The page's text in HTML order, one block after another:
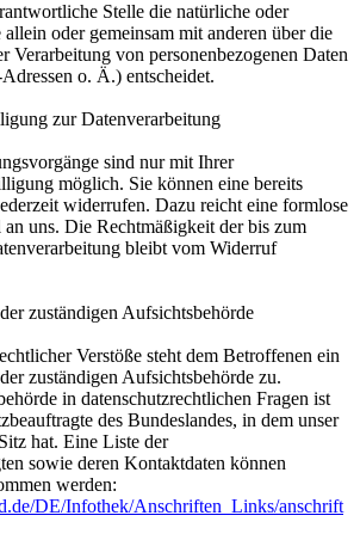
Stelle die natürliche oder
oder gemeinsam mit anderen über die
Verarbeitung von personenbezogenen Daten
o. Ä.) entscheidet.
zur Datenverarbeitung
sind nur mit Ihrer
möglich. Sie können eine bereits
widerrufen. Dazu reicht eine formlose
uns. Die Rechtmäßigkeit der bis zum
bleibt vom Widerruf
zuständigen Aufsichtsbehörde
Verstöße steht dem Betroffenen ein
zuständigen Aufsichtsbehörde zu.
in datenschutzrechtlichen Fragen ist
des Bundeslandes, in dem unser
hat. Eine Liste der
sowie deren Kontaktdaten können
werden:
DE/Infothek/Anschriften_Links/anschrift